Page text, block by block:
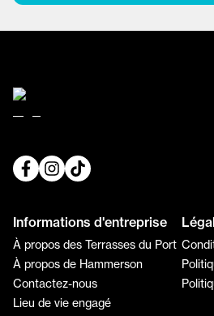
Informations d'entreprise
À propos des Terrasses du Port
À propos de Hammerson
Contactez-nous
Lieu de vie engagé